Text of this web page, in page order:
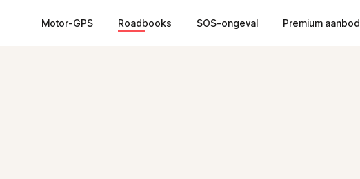
Motor-GPS Roadbooks SOS-ongeval Premium aanbod